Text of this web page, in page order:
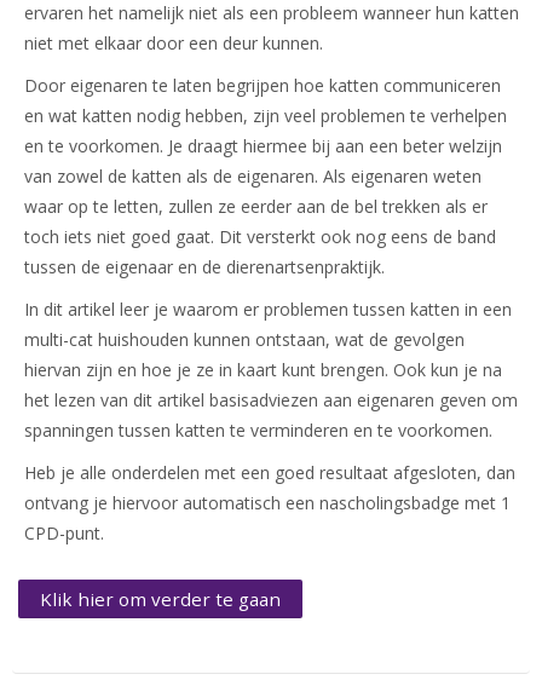
ervaren het namelijk niet als een probleem wanneer hun katten
niet met elkaar door een deur kunnen.
Door eigenaren te laten begrijpen hoe katten communiceren
en wat katten nodig hebben, zijn veel problemen te verhelpen
en te voorkomen. Je draagt hiermee bij aan een beter welzijn
van zowel de katten als de eigenaren. Als eigenaren weten
waar op te letten, zullen ze eerder aan de bel trekken als er
toch iets niet goed gaat. Dit versterkt ook nog eens de band
tussen de eigenaar en de dierenartsenpraktijk.
In dit artikel leer je waarom er problemen tussen katten in een
multi-cat huishouden kunnen ontstaan, wat de gevolgen
hiervan zijn en hoe je ze in kaart kunt brengen. Ook kun je na
het lezen van dit artikel basisadviezen aan eigenaren geven om
spanningen tussen katten te verminderen en te voorkomen.
Heb je alle onderdelen met een goed resultaat afgesloten, dan
ontvang je hiervoor automatisch een nascholingsbadge met 1
CPD-punt.
Klik hier om verder te gaan